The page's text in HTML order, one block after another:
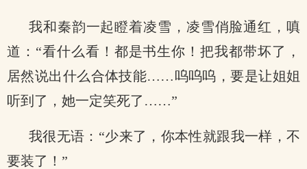
我和秦韵一起瞪着凌雪，凌雪俏脸通红，嗔
道：“看什么看！都是书生你！把我都带坏了，
居然说出什么合体技能……呜呜呜，要是让姐姐
听到了，她一定笑死了……”
我很无语：“少来了，你本性就跟我一样，不
要装了！”